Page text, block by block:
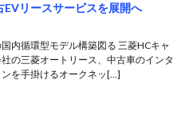
EVリースサービスを展開へ
内循環型モデル構築図る 三菱HCキャ
の三菱オートリース、中古車のインタ
を手掛けるオークネッ[…]